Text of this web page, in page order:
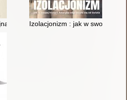
o światIzolacjonizm : jak w swojej